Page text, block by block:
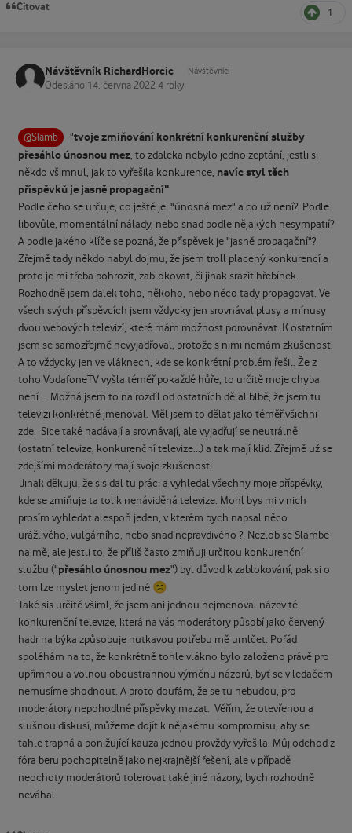
Citovat 1
Návštěvník RichardHorcic Návštěvníci
Odesláno 14. června 2022 4 roky
@Slamb "tvoje zmiňování konkrétní konkurenční služby
přesáhlo únosnou mez, to zdaleka nebylo jedno zeptání, jestli si
někdo všimnul, jak to vyřešila konkurence, navíc styl těch
příspěvků je jasně propagační"
Podle čeho se určuje, co ještě je "únosná mez" a co už není? Podle
libovůle, momentální nálady, nebo snad podle nějakých nesympatií?
A podle jakého klíče se pozná, že příspěvek je "jasně propagační"?
Zřejmě tady někdo nabyl dojmu, že jsem troll placený konkurencí a
proto je mi třeba pohrozit, zablokovat, či jinak srazit hřebínek.
Rozhodně jsem dalek toho, někoho, nebo něco tady propagovat. Ve
všech svých příspěvcích jsem vždycky jen srovnával plusy a mínusy
dvou webových televizí, které mám možnost porovnávat. K ostatním
jsem se samozřejmě nevyjadřoval, protože s nimi nemám zkušenost.
A to vždycky jen ve vláknech, kde se konkrétní problém řešil. Že z
toho VodafoneTV vyšla téměř pokaždé hůře, to určitě moje chyba
není... Možná jsem to na rozdíl od ostatních dělal blbě, že jsem tu
televizi konkrétně jmenoval. Měl jsem to dělat jako téměř všichni
zde. Sice také nadávají a srovnávají, ale vyjadřují se neutrálně
(ostatní televize, konkurenční televize...) a tak mají klid. Zřejmě už se
zdejšími moderátory mají svoje zkušenosti.
Jinak děkuju, že sis dal tu práci a vyhledal všechny moje příspěvky,
kde se zmiňuje ta tolik nenáviděná televize. Mohl bys mi v nich
prosím vyhledat alespoň jeden, v kterém bych napsal něco
urážlivého, vulgárního, nebo snad nepravdivého ? Nezlob se Slambe
na mě, ale jestli to, že příliš často zmiňuji určitou konkurenční
službu ("přesáhlo únosnou mez") byl důvod k zablokování, pak si o
tom lze myslet jenom jediné 😕
Také sis určitě všiml, že jsem ani jednou nejmenoval název té
konkurenční televize, která na vás moderátory působí jako červený
hadr na býka způsobuje nutkavou potřebu mě umlčet. Pořád
spoléhám na to, že konkrétně tohle vlákno bylo založeno právě pro
upřímnou a volnou oboustrannou výměnu názorů, byť se v ledačem
nemusíme shodnout. A proto doufám, že se tu nebudou, pro
moderátory nepohodlné příspěvky mazat. Věřím, že otevřenou a
slušnou diskusí, můžeme dojít k nějakému kompromisu, aby se
tahle trapná a ponižující kauza jednou provždy vyřešila. Můj odchod z
fóra beru pochopitelně jako nejkrajnější řešení, ale v případě
neochoty moderátorů tolerovat také jiné názory, bych rozhodně
neváhal.